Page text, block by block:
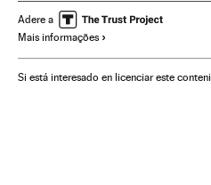
Microbiologia Gravidez
Brasil Epidemia
Fauna Medicina América
Adere a
Mais informações
Si está interesado en licenciar este